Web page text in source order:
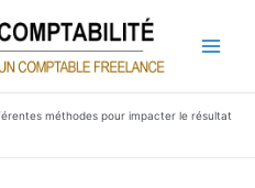
méthodes pour impacter le résultat